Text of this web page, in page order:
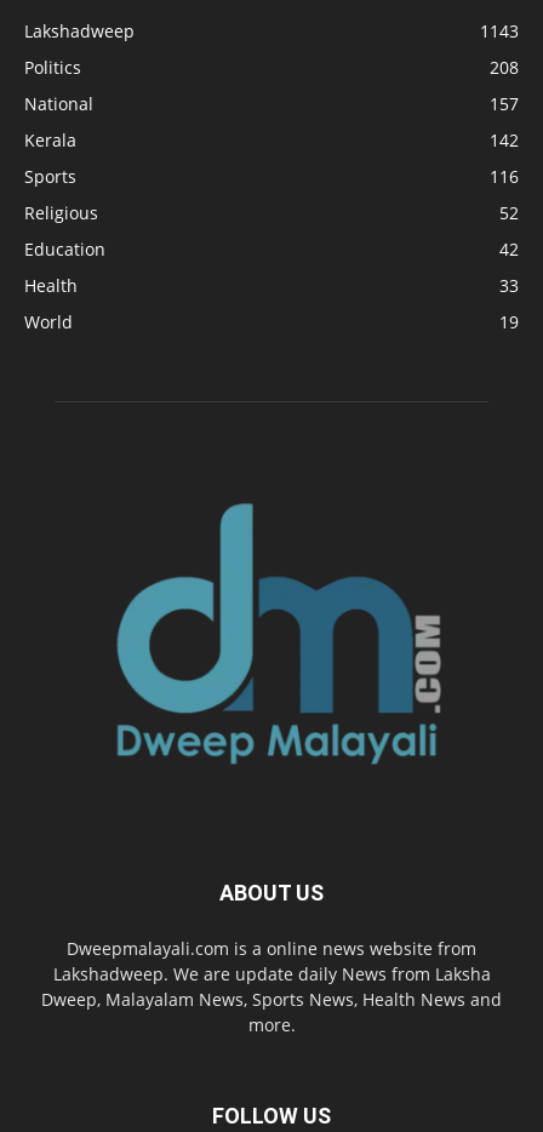
Lakshadweep
1143
Politics
208
National
157
Kerala
142
Sports
116
Religious
52
Education
42
Health
33
World
19
ABOUT US
Dweepmalayali.com is a online news website from
Lakshadweep. We are update daily News from Laksha
Dweep, Malayalam News, Sports News, Health News and
more.
FOLLOW US